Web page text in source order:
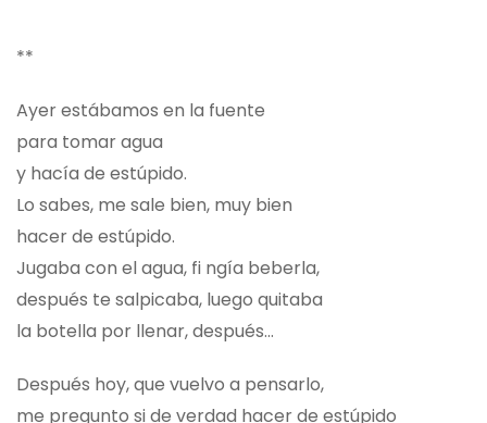
**
Ayer estábamos en la fuente
para tomar agua
y hacía de estúpido.
Lo sabes, me sale bien, muy bien
hacer de estúpido.
Jugaba con el agua, fi ngía beberla,
después te salpicaba, luego quitaba
la botella por llenar, después...
Después hoy, que vuelvo a pensarlo,
me pregunto si de verdad hacer de estúpido